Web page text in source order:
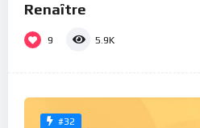
Renaître
9 5.9K
#32